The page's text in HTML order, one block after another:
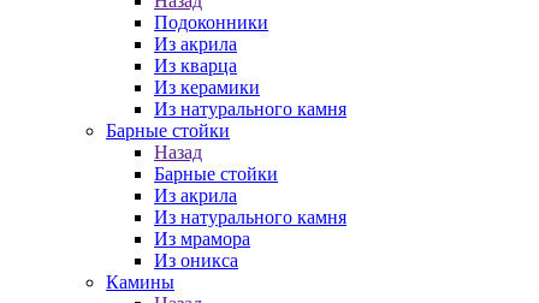
Подоконники
Из акрила
Из кварца
Из керамики
Из натурального камня
Барные стойки
Назад
Барные стойки
Из акрила
Из натурального камня
Из мрамора
Из оникса
Камины